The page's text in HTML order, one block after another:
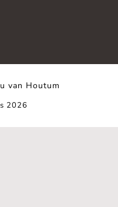
van Houtum
2026